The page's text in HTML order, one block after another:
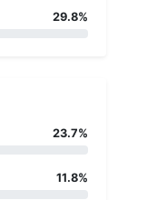
29.8%
23.7%
11.8%